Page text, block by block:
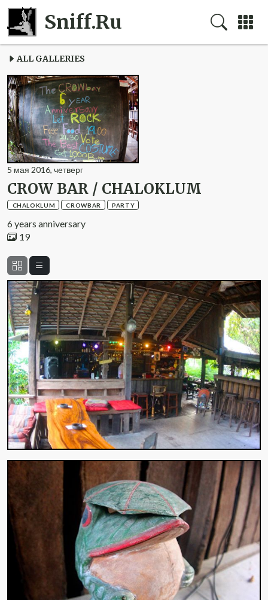
Sniff.Ru
ALL GALLERIES
5 мая 2016, четверг
CROW BAR / CHALOKLUM
CHALOKLUM CROWBAR PARTY
6 years anniversary
19